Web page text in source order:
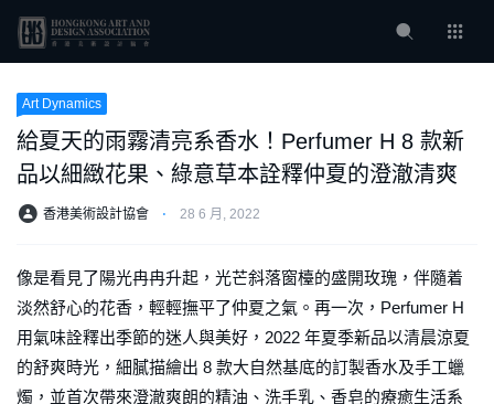
Art Dynamics
給夏天的雨霧清亮系香水！Perfumer H 8 款新
品以細緻花果、綠意草本詮釋仲夏的澄澈清爽
香港美術設計協會 ⋅ 28 6 月, 2022
像是看見了陽光冉冉升起，光芒斜落窗檯的盛開玫瑰，伴隨着
淡然舒心的花香，輕輕撫平了仲夏之氣。再一次，Perfumer H
用氣味詮釋出季節的迷人與美好，2022 年夏季新品以清晨涼夏
的舒爽時光，細膩描繪出 8 款大自然基底的訂製香水及手工蠟
燭，並首次帶來澄澈爽朗的精油、洗手乳、香皂的療癒生活系